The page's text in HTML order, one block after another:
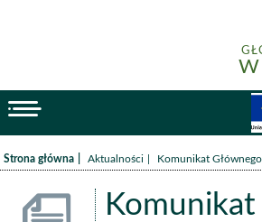
Strona główna /Aktualności /Komunikat
Komunikat